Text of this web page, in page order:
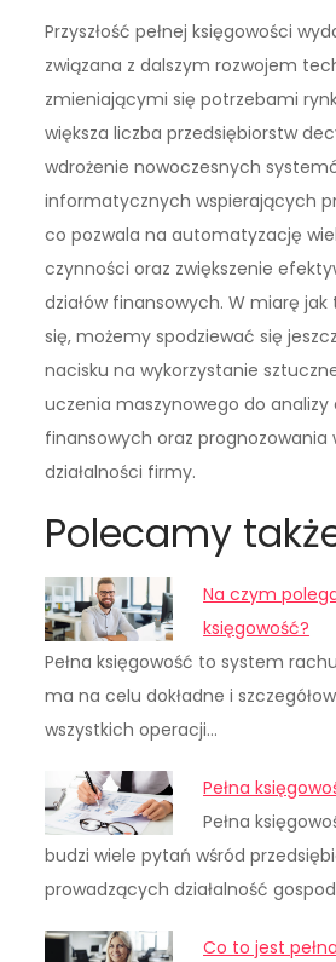
Przyszłość pełnej księgowości
związana z dalszym rozwojem
zmieniającymi się potrzebami
większa liczba przedsiębiorstw
wdrożenie nowoczesnych
informatycznych wspierających
co pozwala na automatyzację
czynności oraz zwiększenie
działów finansowych. W miarę
się, możemy spodziewać się
nacisku na wykorzystanie
uczenia maszynowego do analizy
finansowych oraz prognozowania
działalności firmy.
Polecamy
Na czym
księgowość?
Pełna księgowość to system
ma na celu dokładne i
wszystkich operacji…
Pełna
Pełna
budzi wiele pytań wśród
prowadzących działalność
Co to jest